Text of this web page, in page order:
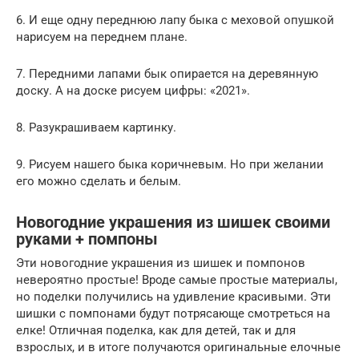
6. И еще одну переднюю лапу быка с меховой опушкой
нарисуем на переднем плане.
7. Передними лапами бык опирается на деревянную
доску. А на доске рисуем цифры: «2021».
8. Разукрашиваем картинку.
9. Рисуем нашего быка коричневым. Но при желании
его можно сделать и белым.
Новогодние украшения из шишек своими
руками + помпоны
Эти новогодние украшения из шишек и помпонов
невероятно простые! Вроде самые простые материалы,
но поделки получились на удивление красивыми. Эти
шишки с помпонами будут потрясающе смотреться на
елке! Отличная поделка, как для детей, так и для
взрослых, и в итоге получаются оригинальные елочные